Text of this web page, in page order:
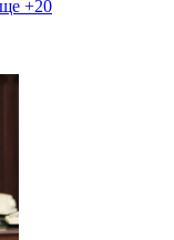
+20